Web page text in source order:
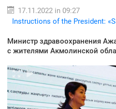
17.11.2022 in 09:27
Instructions of the President:
Министр здравоохранения
с жителями Акмолинской